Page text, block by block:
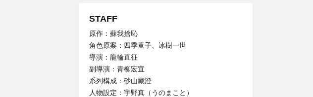
STAFF
原作：蘇我捨恥
角色原案：四季童子、冰樹一世
導演：龍輪直征
副導演：青柳宏宜
系列構成：砂山藏澄
人物設定：宇野真（うのまこと）